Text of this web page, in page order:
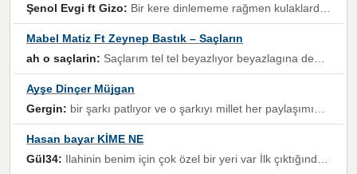
Şenol Evgi ft Gizo: Bir kere dinlememe rağmen kulaklardan gitmiyor sen sen sen sen kurban ol sen sen sen sen hayran ol yükses ses müzik dinleme sebebisiniz canlar bomba gibi patladınız maşallah
Mabel Matiz Ft Zeynep Bastık – Saçların
ah o saçlarin: Saçlarım tel tel beyazlıyor beyazlagına degil yanımda sen yoksun ona üzülüyorum günler bir bir geçiyor geçen günlere değil sensiz geçen günlere darılıyorum,Dinledikce asla kavusamayacagim ama asla unutamicagim sevdiğim adam için yanar içim
Ayşe Dinçer Müjgan
Gergin: bir şarkı patlıyor ve o şarkıyı millet her paylaşımın altına koyuyor ve öyle bir durum hal alıyor ki şarkıyı dinlemeden şarkıdan bikıyorsun Ama bu enteresan bir şekilde dillere dolanıyor millet olarak seviyoruz dertlerle boğuşurken bir yandan da göbek atmayi))) diyeceklerim bu kadar güzel hoş bir sayfa emeğinize sağlık arkadaşlar kolay gelsin
Hasan bayar KİME NE
Gül34: Ilahinin benim için çok özel bir yeri var İlk çıktığında komşum ne kadar yüksek sesle dinliyorsa orada duymuştum ve YouTube'dan aratıp Bu ilahiyi bulmuştum ve sonra müdavimi oldum günlük Ben de 3-5 kere dinleyip ezberleyip artık ilahiye bende eşlik ediyorum yüksek sesle Allah razı olsun hizmet nimettir Rabbim sizin zahmetlerinize de hayırlı nimetler versin Selam ve dua ile Allah'a emanet olun